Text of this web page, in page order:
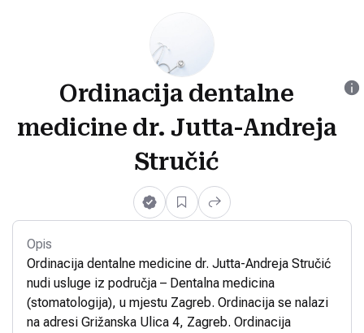
Ordinacija dentalne
medicine dr. Jutta-Andreja
Stručić
Opis
Ordinacija dentalne medicine dr. Jutta-Andreja Stručić
nudi usluge iz područja – Dentalna medicina
(stomatologija), u mjestu Zagreb. Ordinacija se nalazi
na adresi Grižanska Ulica 4, Zagreb. Ordinacija